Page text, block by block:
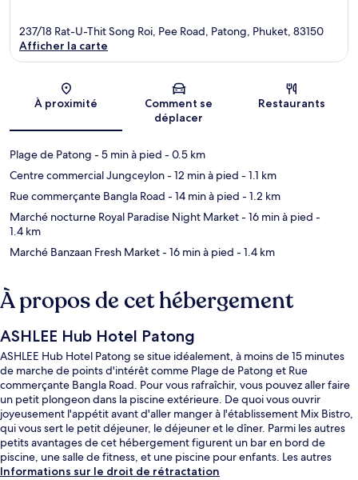
Carte
237/18 Rat-U-Thit Song Roi, Pee Road, Patong, Phuket, 83150
Afficher la carte
À proximité
Comment se
déplacer
Restaurants
Plage de Patong - 5 min à pied - 0.5 km
Centre commercial Jungceylon- 12 min à pied - 1.1 km
Rue commerçante Bangla Road - 14 min à pied - 1.2 km
Marché nocturne Royal Paradise Night Market- 16 min à pied -
1.4 km
Marché Banzaan Fresh Market- 16 min à pied - 1.4 km
À propos de cet hébergement
ASHLEE Hub Hotel Patong
ASHLEE Hub Hotel Patong se situe idéalement, à moins de 15 minutes
de marche de points d'intérêt comme Plage de Patong et Rue
commerçante Bangla Road. Pour vous rafraîchir, vous pouvez aller faire
un petit plongeon dans la piscine extérieure. De quoi vous ouvrir
joyeusement l'appétit avant d'aller manger à l'établissement Mix Bistro,
qui vous sert le petit déjeuner, le déjeuner et le dîner. Parmi les autres
petits avantages de cet hébergement figurent un bar en bord de
piscine, une salle de fitness, et une piscine pour enfants. Les autres
voyageurs ne tarissent pas d'éloges en ce qui concerne l'excellence du
Informations sur le droit de rétractation